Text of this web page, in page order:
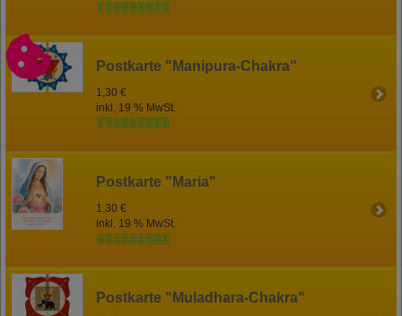
Postkarte "Manipura-Chakra"
1,30 €
inkl. 19 % MwSt.
Postkarte "Maria"
1,30 €
inkl. 19 % MwSt.
Postkarte "Muladhara-Chakra"